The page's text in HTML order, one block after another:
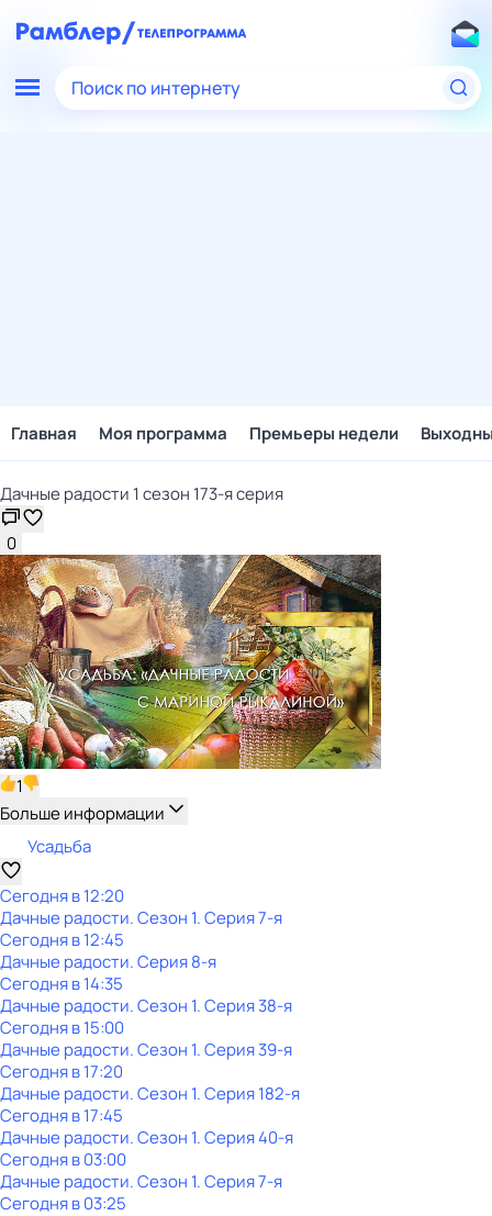
Поиск по интернету
Главная Моя программа Премьеры недели
Дачные радости 1 сезон 173-я серия
0
1
Больше информации
Усадьба
Сегодня в 12:20
Дачные радости. Сезон 1. Серия 7-я
Сегодня в 12:45
Дачные радости. Серия 8-я
Сегодня в 14:35
Дачные радости. Сезон 1. Серия 38-я
Сегодня в 15:00
Дачные радости. Сезон 1. Серия 39-я
Сегодня в 17:20
Дачные радости. Сезон 1. Серия 182-я
Сегодня в 17:45
Дачные радости. Сезон 1. Серия 40-я
Сегодня в 03:00
Дачные радости. Сезон 1. Серия 7-я
Сегодня в 03:25